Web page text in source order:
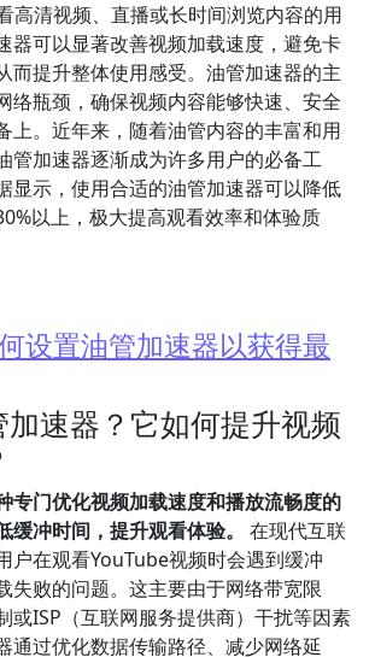
高清视频、直播或长时间浏览内容的用
器可以显著改善视频加载速度，避免卡
而提升整体使用感受。油管加速器的主
络瓶颈，确保视频内容能够快速、安全
上。近年来，随着油管内容的丰富和用
管加速器逐渐成为许多用户的必备工
显示，使用合适的油管加速器可以降低
以上，极大提高观看效率和体验质
设置油管加速器以获得最
速器？它如何提升视频
专门优化视频加载速度和播放流畅度的
缓冲时间，提升观看体验。
在现代互联
户在观看YouTube视频时会遇到缓冲
失败的问题。这主要由于网络带宽限
或ISP（互联网服务提供商）干扰等因素
通过优化数据传输路径、减少网络延